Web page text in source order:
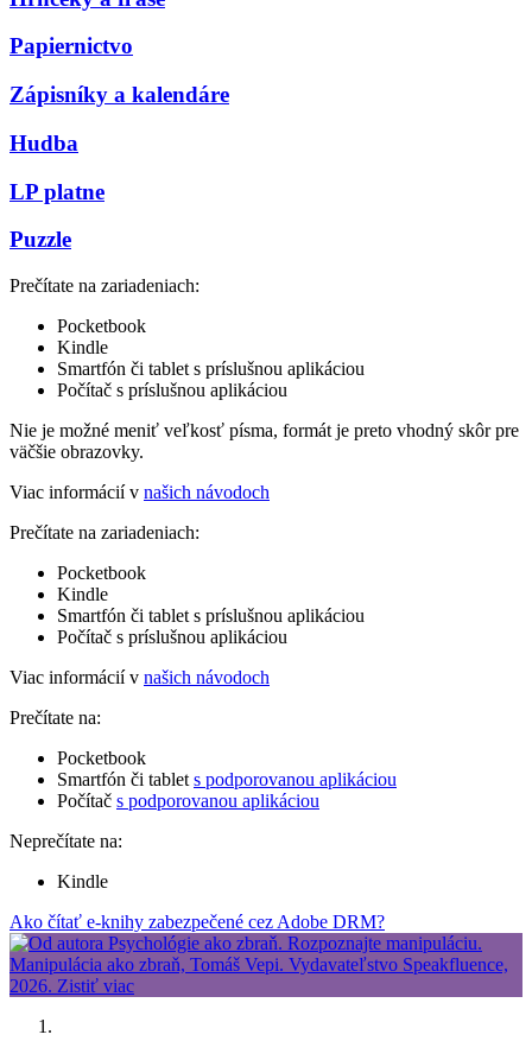
Papiernictvo
Zápisníky a kalendáre
Hudba
LP platne
Puzzle
Prečítate na zariadeniach:
Pocketbook
Kindle
Smartfón či tablet s príslušnou aplikáciou
Počítač s príslušnou aplikáciou
Nie je možné meniť veľkosť písma, formát je preto vhodný skôr pre
väčšie obrazovky.
Viac informácií v našich návodoch
Prečítate na zariadeniach:
Pocketbook
Kindle
Smartfón či tablet s príslušnou aplikáciou
Počítač s príslušnou aplikáciou
Viac informácií v našich návodoch
Prečítate na:
Pocketbook
Smartfón či tablet s podporovanou aplikáciou
Počítač s podporovanou aplikáciou
Neprečítate na:
Kindle
Ako čítať e-knihy zabezpečené cez Adobe DRM?